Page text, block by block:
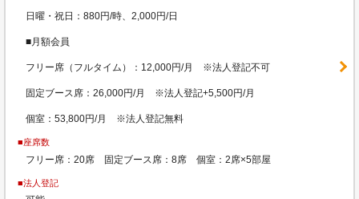
日曜・祝日：880円/時、2,000円/日
■月額会員
フリー席（フルタイム）：12,000円/月 ※法人登記不可
固定ブース席：26,000円/月 ※法人登記+5,500円/月
個室：53,800円/月 ※法人登記無料
■座席数
フリー席：20席 固定ブース席：8席 個室：2席×5部屋
■法人登記